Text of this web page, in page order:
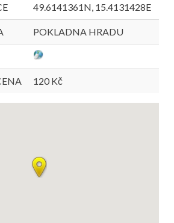
49.6141361N, 15.4131428E
POKLADNA HRADU
120 Kč